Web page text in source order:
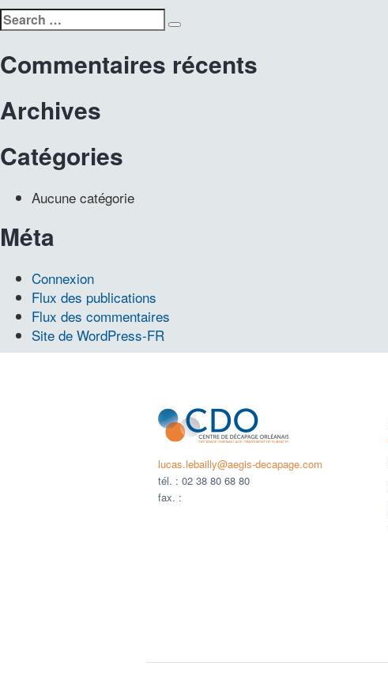
Search
for:
Search
Commentaires récents
Archives
Catégories
Aucune catégorie
Méta
Connexion
Flux des publications
Flux des commentaires
Site de WordPress-FR
lucas.lebailly@aegis-decapage.com
tél. : 02 38 80 68 80
fax. :